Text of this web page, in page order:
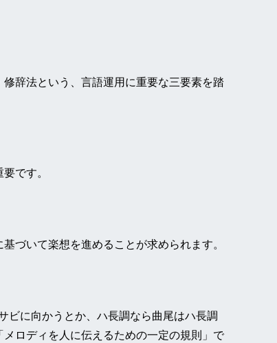
辞法という、言語運用に重要な三要素を踏
です。
づいて楽想を進めることが求められます。
ビに向かうとか、ハ長調なら曲尾はハ長調
ロディを人に伝えるための一定の規則」で